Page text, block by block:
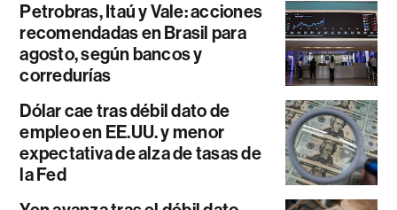
Petrobras, Itaú y Vale: acciones
recomendadas en Brasil para
agosto, según bancos y
corredurías
Dólar cae tras débil dato de
empleo en EE.UU. y menor
expectativa de alza de tasas de
la Fed